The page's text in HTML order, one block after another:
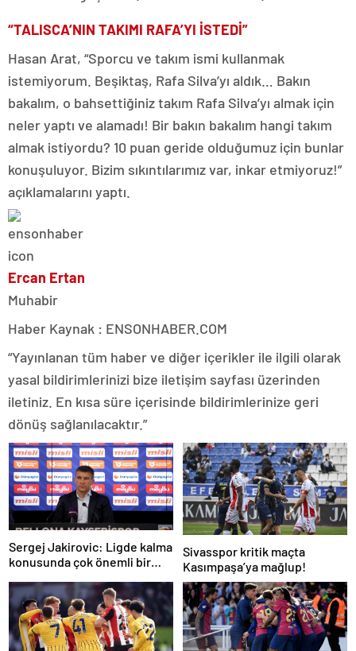
“TALISCA’NIN TAKIMI RAFA’YI İSTEDİ”
Hasan Arat, “Sporcu ve takım ismi kullanmak
istemiyorum. Beşiktaş, Rafa Silva’yı aldık… Bakın
bakalım, o bahsettiğiniz takım Rafa Silva’yı almak için
neler yaptı ve alamadı! Bir bakın bakalım hangi takım
almak istiyordu? 10 puan geride olduğumuz için bunlar
konuşuluyor. Bizim sıkıntılarımız var, inkar etmiyoruz!”
açıklamalarını yaptı.
Ercan Ertan
Muhabir
Haber Kaynak : ENSONHABER.COM
“Yayınlanan tüm haber ve diğer içerikler ile ilgili olarak
yasal bildirimlerinizi bize iletişim sayfası üzerinden
iletiniz. En kısa süre içerisinde bildirimlerinize geri
dönüş sağlanılacaktır.”
Sergej Jakirovic: Ligde kalma
konusunda çok önemli bir
Sivasspor kritik maçta
Kasımpaşa’ya mağlup!